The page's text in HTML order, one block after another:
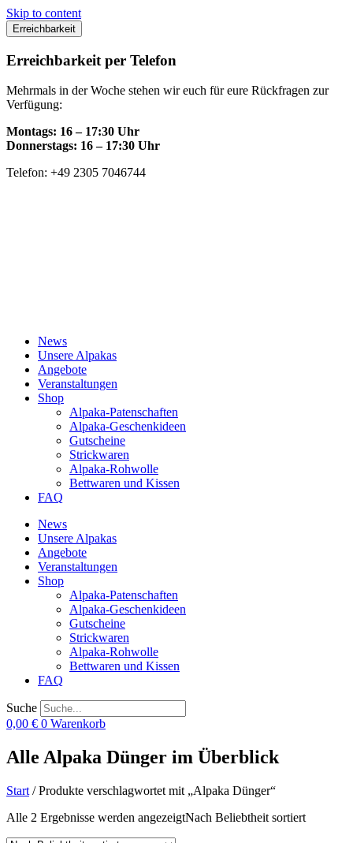
Skip to content
Erreichbarkeit
Erreichbarkeit per Telefon
Mehrmals in der Woche stehen wir euch für eure Rückfragen zur
Verfügung:
Montags: 16 – 17:30 Uhr
Donnerstags: 16 – 17:30 Uhr
Telefon: +49 2305 7046744
News
Unsere Alpakas
Angebote
Veranstaltungen
Shop
Alpaka-Patenschaften
Alpaka-Geschenkideen
Gutscheine
Strickwaren
Alpaka-Rohwolle
Bettwaren und Kissen
FAQ
News
Unsere Alpakas
Angebote
Veranstaltungen
Shop
Alpaka-Patenschaften
Alpaka-Geschenkideen
Gutscheine
Strickwaren
Alpaka-Rohwolle
Bettwaren und Kissen
FAQ
Suche
0,00 € 0 Warenkorb
Alle Alpaka Dünger im Überblick
Start / Produkte verschlagwortet mit „Alpaka Dünger“
Alle 2 Ergebnisse werden angezeigtNach Beliebtheit sortiert